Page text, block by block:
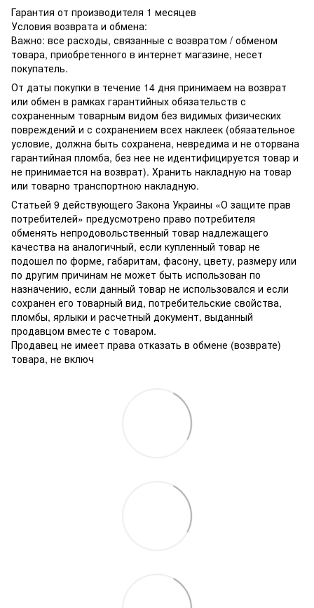
Гарантия от производителя 1 месяцев
Условия возврата и обмена:
Важно: все расходы, связанные с возвратом / обменом
товара, приобретенного в интернет магазине, несет
покупатель.
От даты покупки в течение 14 дня принимаем на возврат
или обмен в рамках гарантийных обязательств с
сохраненным товарным видом без видимых физических
повреждений и с сохранением всех наклеек (обязательное
условие, должна быть сохранена, невредима и не оторвана
гарантийная пломба, без нее не идентифицируется товар и
не принимается на возврат). Хранить накладную на товар
или товарно транспортною накладную.
Статьей 9 действующего Закона Украины «О защите прав
потребителей» предусмотрено право потребителя
обменять непродовольственный товар надлежащего
качества на аналогичный, если купленный товар не
подошел по форме, габаритам, фасону, цвету, размеру или
по другим причинам не может быть использован по
назначению, если данный товар не использовался и если
сохранен его товарный вид, потребительские свойства,
пломбы, ярлыки и расчетный документ, выданный
продавцом вместе с товаром.
Продавец не имеет права отказать в обмене (возврате)
товара, не включ